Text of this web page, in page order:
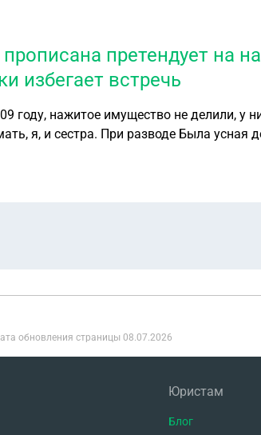
претендует на
избегает встречь
году, нажитое имущество не делили, у
я, и сестра. При разводе Была усная
отец обеспечивает дочь до ее
в наследство сменила все
обновления страницы 08.07.2026
Юристам
Блог